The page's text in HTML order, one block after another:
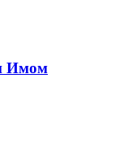
Имом